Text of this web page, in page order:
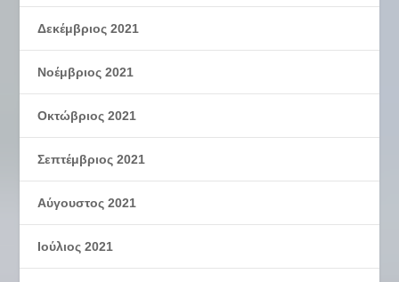
Δεκέμβριος 2021
Νοέμβριος 2021
Οκτώβριος 2021
Σεπτέμβριος 2021
Αύγουστος 2021
Ιούλιος 2021